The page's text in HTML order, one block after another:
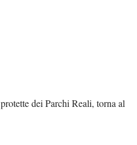
dei Parchi Reali, torna al